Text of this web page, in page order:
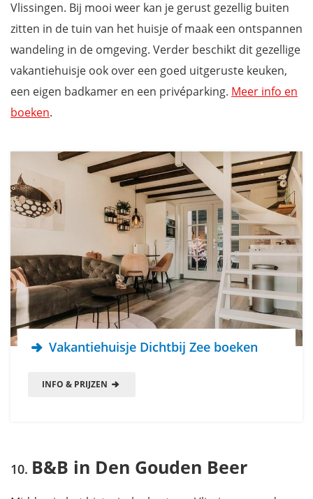
Vlissingen. Bij mooi weer kan je gerust gezellig buiten
zitten in de tuin van het huisje of maak een ontspannen
wandeling in de omgeving. Verder beschikt dit gezellige
vakantiehuisje ook over een goed uitgeruste keuken,
een eigen badkamer en een privéparking. Meer info en
boeken.
Vakantiehuisje Dichtbij Zee boeken
INFO & PRIJZEN
B&B in Den Gouden Beer